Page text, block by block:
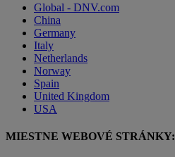
Global - DNV.com
China
Germany
Italy
Netherlands
Norway
Spain
United Kingdom
USA
MIESTNE WEBOVÉ STRÁNKY: